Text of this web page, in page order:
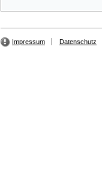
Impressum Datenschutz